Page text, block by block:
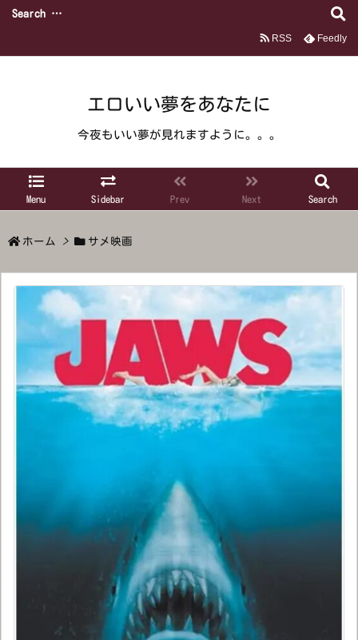
エロいい夢をあなたに
今夜もいい夢が見れますように。。。
Menu Sidebar Prev Next Search
RSS Feedly
ホーム > サメ映画